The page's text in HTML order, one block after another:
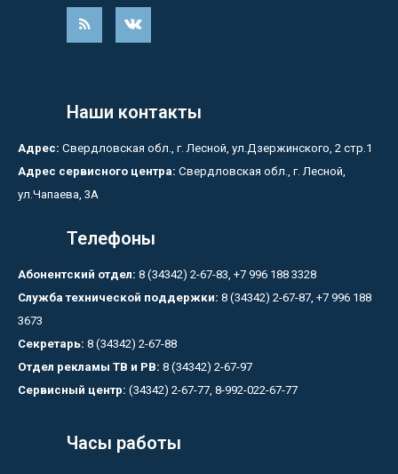
Наши контакты
Адрес: Свердловская обл., г. Лесной, ул.Дзержинского, 2 стр.1
Адрес сервисного центра: Свердловская обл., г. Лесной,
ул.Чапаева, 3А
Телефоны
Абонентский отдел: 8 (34342) 2-67-83, +7 996 188 3328
Служба технической поддержки: 8 (34342) 2-67-87, +7 996 188
3673
Секретарь: 8 (34342) 2-67-88
Отдел рекламы ТВ и РВ: 8 (34342) 2-67-97
Сервисный центр: (34342) 2-67-77, 8-992-022-67-77
Часы работы